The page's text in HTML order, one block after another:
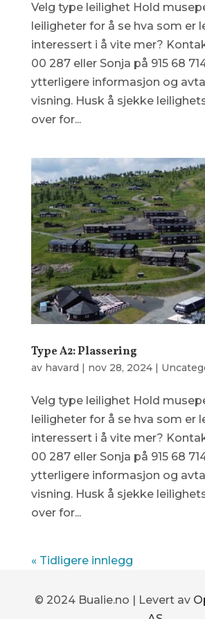
Velg type leilighet Hold
leiligheter for å se hva som er
interessert i å vite mer?
00 287 eller Sonja på 915 68
ytterligere informasjon og
visning. Husk å sjekke
over for...
Type A2: Plassering
av havard nov 28, 2024|
Velg type leilighet Hold
leiligheter for å se hva som er
interessert i å vite mer?
00 287 eller Sonja på 915 68
ytterligere informasjon og
visning. Husk å sjekke
over for...
« Tidligere innlegg
© 2024 Bualie.no | Levert av